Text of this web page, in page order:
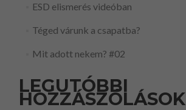
ESD elismerés videóban
Téged várunk a csapatba?
Mit adott nekem? #02
LEGUTÓBBI
HOZZÁSZÓLÁSOK